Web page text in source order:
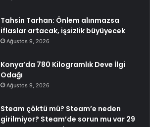
Tahsin Tarhan: Önlem alınmazsa
iflaslar artacak, işsizlik büyüyecek
Ağustos 9, 2026
Konya’da 780 Kilogramlık Deve İlgi
Odağı
Ağustos 9, 2026
Steam çöktü mü? Steam’e neden
girilmiyor? Steam’de sorun mu var 29